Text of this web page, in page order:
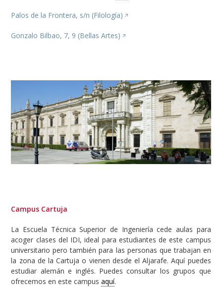
Palos de la Frontera, s/n (Filología)
Gonzalo Bilbao, 7, 9 (Bellas Artes)
Image
Campus Cartuja
La Escuela Técnica Superior de Ingeniería cede aulas para
acoger clases del IDI, ideal para estudiantes de este campus
universitario pero también para las personas que trabajan en
la zona de la Cartuja o vienen desde el Aljarafe. Aquí puedes
estudiar alemán e inglés. Puedes consultar los grupos que
ofrecemos en este campusaquí.